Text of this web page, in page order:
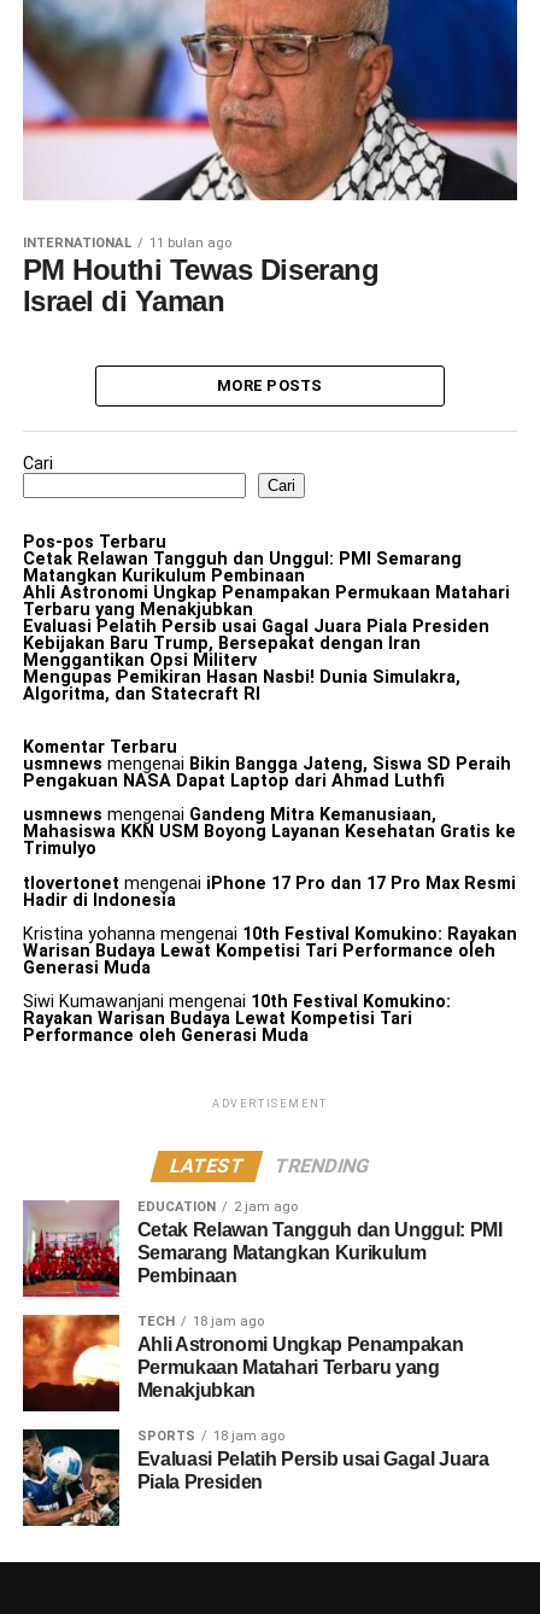
INTERNATIONAL 11 bulan ago
PM Houthi Tewas Diserang
Israel di Yaman
MORE POSTS
Cari
Cari
Pos-pos Terbaru
Cetak Relawan Tangguh dan Unggul: PMI Semarang
Matangkan Kurikulum Pembinaan
Ahli Astronomi Ungkap Penampakan Permukaan Matahari
Terbaru yang Menakjubkan
Evaluasi Pelatih Persib usai Gagal Juara Piala Presiden
Kebijakan Baru Trump, Bersepakat dengan Iran
Menggantikan Opsi Militerv
Mengupas Pemikiran Hasan Nasbi! Dunia Simulakra,
Algoritma, dan Statecraft RI
Komentar Terbaru
usmnews mengenai Bikin Bangga Jateng, Siswa SD Peraih
Pengakuan NASA Dapat Laptop dari Ahmad Luthfi
usmnews mengenai Gandeng Mitra Kemanusiaan,
Mahasiswa KKN USM Boyong Layanan Kesehatan Gratis ke
Trimulyo
tlovertonet mengenai iPhone 17 Pro dan 17 Pro Max Resmi
Hadir di Indonesia
Kristina yohannamengenai 10th Festival Komukino: Rayakan
Warisan Budaya Lewat Kompetisi Tari Performance oleh
Generasi Muda
Siwi Kumawanjani mengenai 10th Festival Komukino:
Rayakan Warisan Budaya Lewat Kompetisi Tari
Performance oleh Generasi Muda
ADVERTISEMENT
LATEST TRENDING
EDUCATION 2 jam ago
Cetak Relawan Tangguh dan Unggul: PMI
Semarang Matangkan Kurikulum
Pembinaan
TECH 18 jam ago
Ahli Astronomi Ungkap Penampakan
Permukaan Matahari Terbaru yang
Menakjubkan
SPORTS 18 jam ago
Evaluasi Pelatih Persib usai Gagal Juara
Piala Presiden